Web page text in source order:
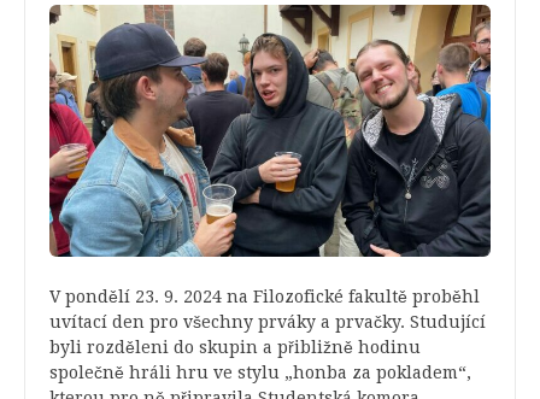
V pondělí 23. 9. 2024 na Filozofické fakultě proběhl
uvítací den pro všechny prváky a prvačky. Studující
byli rozděleni do skupin a přibližně hodinu
společně hráli hru ve stylu „honba za pokladem“,